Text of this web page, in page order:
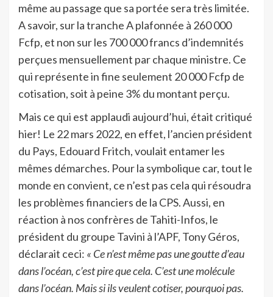
même au passage que sa portée sera très limitée.
A savoir, sur la tranche A plafonnée à 260 000
Fcfp, et non sur les 700 000 francs d’indemnités
perçues mensuellement par chaque ministre. Ce
qui représente in fine seulement 20 000 Fcfp de
cotisation, soit à peine 3% du montant perçu.
Mais ce qui est applaudi aujourd’hui, était critiqué
hier! Le 22 mars 2022, en effet, l’ancien président
du Pays, Edouard Fritch, voulait entamer les
mêmes démarches. Pour la symbolique car, tout le
monde en convient, ce n’est pas cela qui résoudra
les problèmes financiers de la CPS. Aussi, en
réaction à nos confrères de Tahiti-Infos, le
président du groupe Tavini à l’APF, Tony Géros,
déclarait ceci: « Ce n’est même pas une goutte d’eau
dans l’océan, c’est pire que cela. C’est une molécule
dans l’océan. Mais si ils veulent cotiser, pourquoi pas.